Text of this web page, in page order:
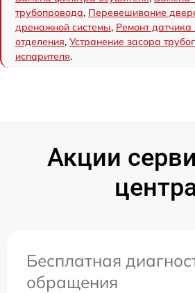
трубопровода, Перевешивание
дренажной системы, Ремонт датчика
отделения, Устранение засора
испарителя.
Акции
Бесплатная
обращения